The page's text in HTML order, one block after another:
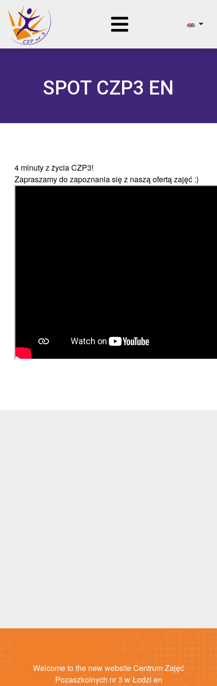
SPOT CZP3 EN
4 minuty z życia CZP3!
Zapraszamy do zapoznania się z naszą ofertą zajęć :)
Welcome to the new website Centrum Zajęć
Pozaszkolnych nr 3 w Łodzi en